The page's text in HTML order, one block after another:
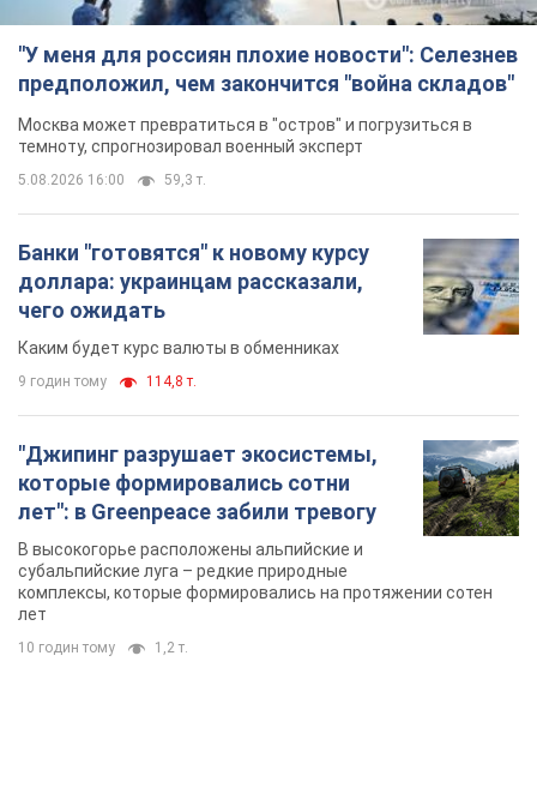
"У меня для россиян плохие новости": Селезнев
предположил, чем закончится "война складов"
Москва может превратиться в "остров" и погрузиться в
темноту, спрогнозировал военный эксперт
5.08.2026 16:00 59,3 т.
Банки "готовятся" к новому курсу
доллара: украинцам рассказали,
чего ожидать
Каким будет курс валюты в обменниках
9 годин тому 114,8 т.
"Джипинг разрушает экосистемы,
которые формировались сотни
лет": в Greenpeace забили тревогу
В высокогорье расположены альпийские и
субальпийские луга – редкие природные
комплексы, которые формировались на протяжении сотен
лет
10 годин тому 1,2 т.